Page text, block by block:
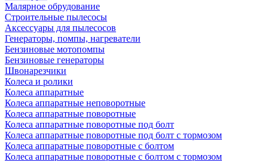
Малярное обрудование
Строительные пылесосы
Аксессуары для пылесосов
Генераторы, помпы, нагреватели
Бензиновые мотопомпы
Бензиновые генераторы
Швонарезчики
Колеса и ролики
Колеса аппаратные
Колеса аппаратные неповоротные
Колеса аппаратные поворотные
Колеса аппаратные поворотные под болт
Колеса аппаратные поворотные под болт с тормозом
Колеса аппаратные поворотные с болтом
Колеса аппаратные поворотные с болтом с тормозом